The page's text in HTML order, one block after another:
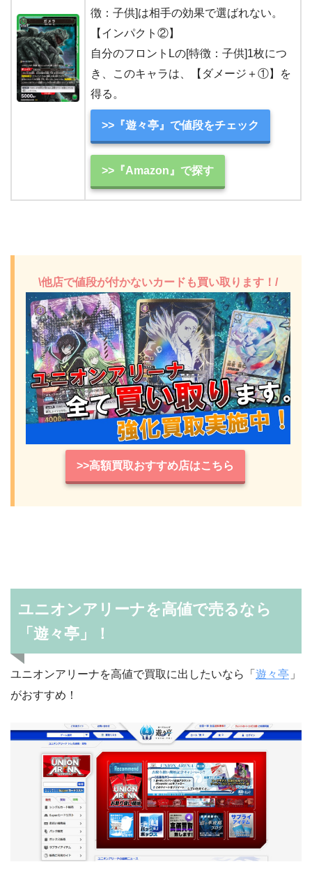
徴：子供]は相手の効果で選ばれない。
【インパクト②】
自分のフロントLの[特徴：子供]1枚につ
き、このキャラは、【ダメージ＋①】を
得る。
>>『遊々亭』で値段をチェック
>>『Amazon』で探す
\他店で値段が付かないカードも買い取ります！/
>>高額買取おすすめ店はこちら
ユニオンアリーナを高値で売るなら
「遊々亭」！
ユニオンアリーナを高値で買取に出したいなら「 遊々亭 」
がおすすめ！